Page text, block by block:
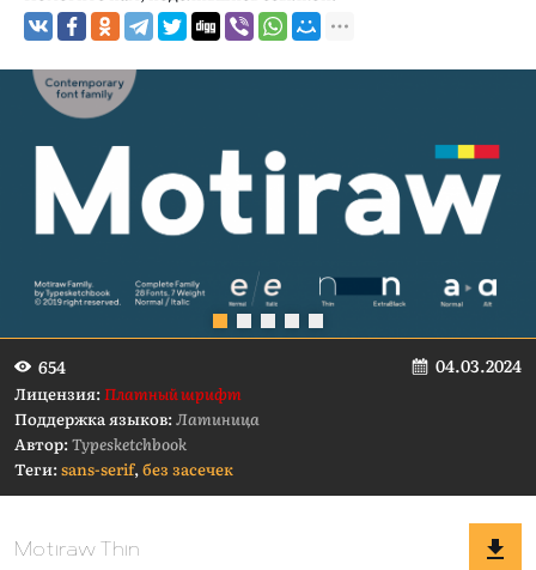
654 04.03.2024
Лицензия:Платный шрифт
Поддержка языков:Латиница
Автор:Typesketchbook
Теги:sans-serif,без засечек